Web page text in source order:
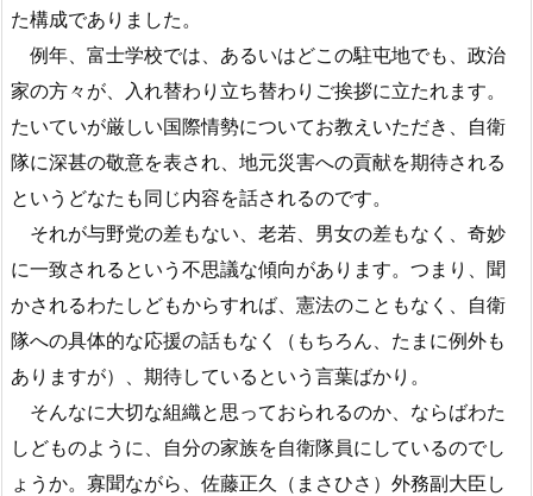
た構成でありました。
例年、富士学校では、あるいはどこの駐屯地でも、政治
家の方々が、入れ替わり立ち替わりご挨拶に立たれます。
たいていが厳しい国際情勢についてお教えいただき、自衛
隊に深甚の敬意を表され、地元災害への貢献を期待される
というどなたも同じ内容を話されるのです。
それが与野党の差もない、老若、男女の差もなく、奇妙
に一致されるという不思議な傾向があります。つまり、聞
かされるわたしどもからすれば、憲法のこともなく、自衛
隊への具体的な応援の話もなく（もちろん、たまに例外も
ありますが）、期待しているという言葉ばかり。
そんなに大切な組織と思っておられるのか、ならばわた
しどものように、自分の家族を自衛隊員にしているのでし
ょうか。寡聞ながら、佐藤正久（まさひさ）外務副大臣し